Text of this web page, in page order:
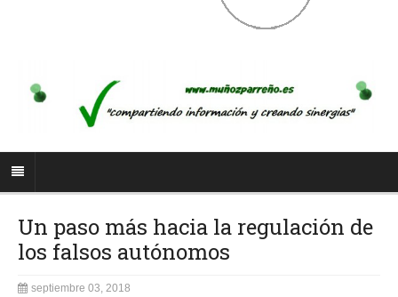
Un paso más hacia la regulación de
los falsos autónomos
septiembre 03, 2018